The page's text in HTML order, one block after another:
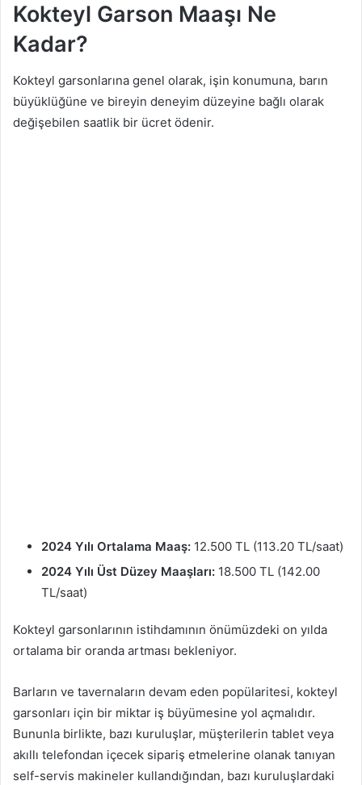
Kokteyl Garson Maaşı Ne
Kadar?
Kokteyl garsonlarına genel olarak, işin konumuna, barın
büyüklüğüne ve bireyin deneyim düzeyine bağlı olarak
değişebilen saatlik bir ücret ödenir.
2024 Yılı Ortalama Maaş: 12.500 TL (113.20 TL/saat)
2024 Yılı Üst Düzey Maaşları: 18.500 TL (142.00
TL/saat)
Kokteyl garsonlarının istihdamının önümüzdeki on yılda
ortalama bir oranda artması bekleniyor.
Barların ve tavernaların devam eden popülaritesi, kokteyl
garsonları için bir miktar iş büyümesine yol açmalıdır.
Bununla birlikte, bazı kuruluşlar, müşterilerin tablet veya
akıllı telefondan içecek sipariş etmelerine olanak tanıyan
self-servis makineler kullandığından, bazı kuruluşlardaki